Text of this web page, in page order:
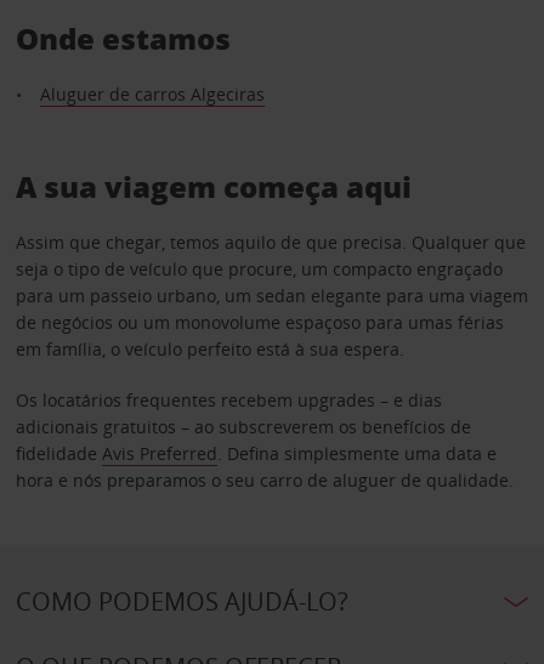
Onde estamos
Aluguer de carros Algeciras
A sua viagem começa aqui
Assim que chegar, temos aquilo de que precisa. Qualquer que
seja o tipo de veículo que procure, um compacto engraçado
para um passeio urbano, um sedan elegante para uma viagem
de negócios ou um monovolume espaçoso para umas férias
em família, o veículo perfeito está à sua espera.
Os locatários frequentes recebem upgrades – e dias
adicionais gratuitos – ao subscreverem os benefícios de
fidelidade Avis Preferred. Defina simplesmente uma data e
hora e nós preparamos o seu carro de aluguer de qualidade.
COMO PODEMOS AJUDÁ-LO?